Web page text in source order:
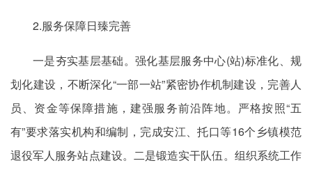
2.服务保障日臻完善
一是夯实基层基础。强化基层服务中心(站)标准化、规
划化建设，不断深化“一部一站”紧密协作机制建设，完善人
员、资金等保障措施，建强服务前沿阵地。严格按照“五
有”要求落实机构和编制，完成安江、托口等16个乡镇模范
退役军人服务站点建设。二是锻造实干队伍。组织系统工作